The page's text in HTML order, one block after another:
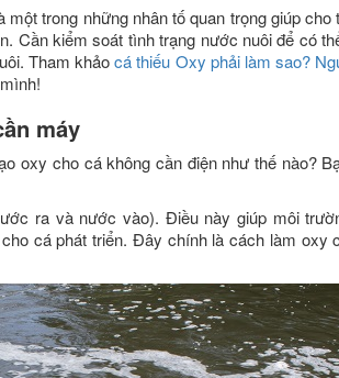
trong những nhân tố quan trọng giúp cho
Cần kiểm soát tình trạng nước nuôi để có
Tham khảocá thiếu Oxy phải làm sao?
máy
oxy cho cá không cần điện như thế nào?
ra và nước vào). Điều này giúp môi
cá phát triển. Đây chính là cách làm oxy